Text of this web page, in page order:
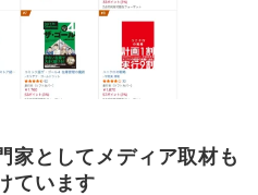
家としてメディア取材も
ています